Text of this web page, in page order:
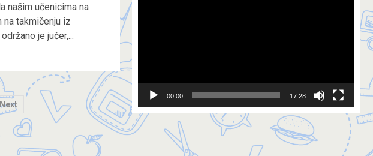
našim učenicima na
takmičenju iz
je jučer,...
Next
00:00 17:28